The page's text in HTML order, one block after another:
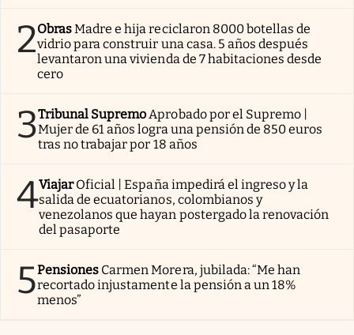
2ObrasMadre e hija reciclaron 8000 botellas de
vidrio para construir una casa. 5 años después
levantaron una vivienda de 7 habitaciones desde
cero
3Tribunal SupremoAprobado por el Supremo |
Mujer de 61 años logra una pensión de 850 euros
tras no trabajar por 18 años
4Viajar Oficial | España impedirá el ingreso y la
salida de ecuatorianos, colombianos y
venezolanos que hayan postergado la renovación
del pasaporte
5Pensiones Carmen Morera, jubilada: “Me han
recortado injustamente la pensión a un 18%
menos”